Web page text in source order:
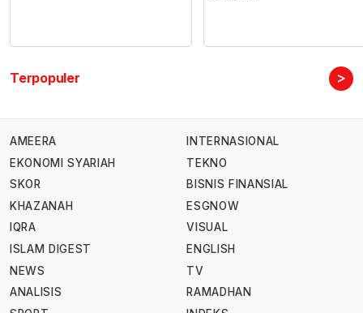
Terpopuler >
AMEERA
EKONOMI SYARIAH
SKOR
KHAZANAH
IQRA
ISLAM DIGEST
NEWS
ANALISIS
INTERNASIONAL
TEKNO
BISNIS FINANSIAL
ESGNOW
VISUAL
ENGLISH
TV
RAMADHAN